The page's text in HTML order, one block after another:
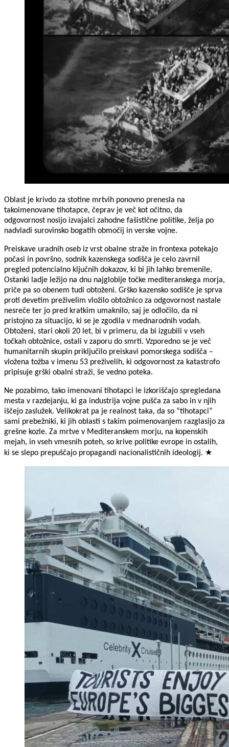
Oblast je krivdo za stotine mrtvih ponovno prenesla na
takoimenovane tihotapce, čeprav je več kot očitno, da
odgovornost nosijo izvajalci zahodne fašistične politike, želja po
nadvladi surovinsko bogatih območij in verske vojne.
Preiskave uradnih oseb iz vrst obalne straže in frontexa potekajo
počasi in površno, sodnik kazenskega sodišča je celo zavrnil
pregled potencialno ključnih dokazov, ki bi jih lahko bremenile.
Ostanki ladje ležijo na dnu najgloblje točke mediteranskega morja,
priče pa so obenem tudi obtoženi. Grško kazensko sodišče je sprva
proti devetim preživelim vložilo obtožnico za odgovornost nastale
nesreče ter jo pred kratkim umaknilo, saj je odločilo, da ni
pristojno za situacijo, ki se je zgodila v mednarodnih vodah.
Obtoženi, stari okoli 20 let, bi v primeru, da bi izgubili v vseh
točkah obtožnice, ostali v zaporu do smrti. Vzporedno se je več
humanitarnih skupin priključilo preiskavi pomorskega sodišča –
vložena tožba v imenu 53 preživelih, ki odgovornost za katastrofo
pripisuje grški obalni straži, še vedno poteka.
Ne pozabimo, tako imenovani tihotapci le izkoriščajo spregledana
mesta v razdejanju, ki ga industrija vojne pušča za sabo in v njih
iščejo zaslužek. Velikokrat pa je realnost taka, da so “tihotapci”
sami prebežniki, ki jih oblasti s takim poimenovanjem razglasijo za
grešne kozle. Za mrtve v Mediteranskem morju, na kopenskih
mejah, in vseh vmesnih poteh, so krive politike evrope in ostalih,
ki se slepo prepuščajo propagandi nacionalističnih ideologij. ★